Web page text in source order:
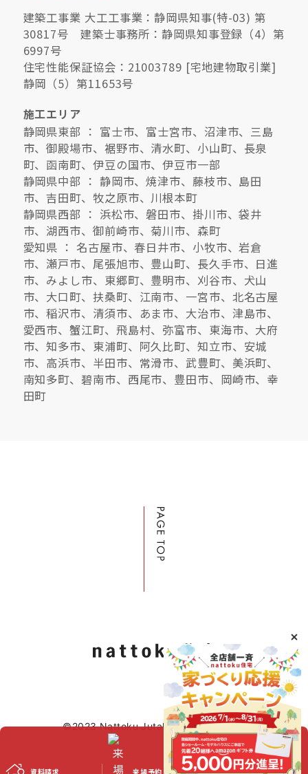
建築工事業 大工工事業：静岡県知事(特-03) 第
30817号 建築士事務所：静岡県知事登録（4）第
6997号
住宅性能保証協会：21003789 [宅地建物取引業]
静岡（5）第11653号
施工エリア
静岡県東部 ： 富士市、富士宮市、沼津市、三島
市、御殿場市、裾野市、清水町、小山町、長泉
町、函南町、伊豆の国市、伊豆市一部
静岡県中部 ： 静岡市、焼津市、藤枝市、島田
市、吉田町、牧之原市、川根本町
静岡県西部 ： 浜松市、磐田市、掛川市、袋井
市、湖西市、御前崎市、菊川市、森町
愛知県 ： 名古屋市、春日井市、小牧市、岩倉
市、瀬戸市、尾張旭市、豊山町、長久手市、日進
市、みよし市、東郷町、豊明市、刈谷市、犬山
市、大口町、扶桑町、江南市、一宮市、北名古屋
市、稲沢市、清須市、あま市、大治市、津島市、
愛西市、蟹江町、飛島村、弥富市、東海市、大府
市、知多市、東浦町、阿久比町、知立市、安城
市、高浜市、半田市、常滑市、武豊町、美浜町、
南知多町、碧南市、西尾市、豊田市、岡崎市、幸
田町
©2023 Nattoku Jutaku Kobo Co., Ltd.
資料請求 来場予約 スタッフブログ